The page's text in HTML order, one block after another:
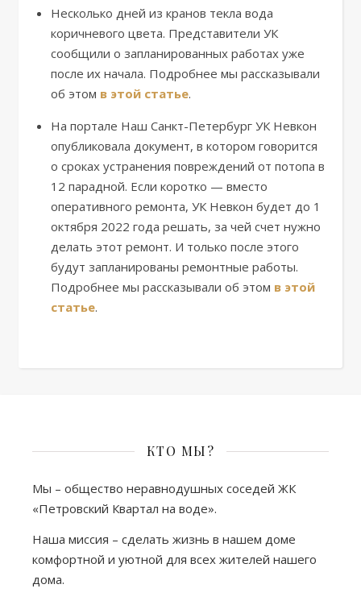
Несколько дней из кранов текла вода
коричневого цвета. Представители УК
сообщили о запланированных работах уже
после их начала. Подробнее мы рассказывали
об этом в этой статье.
На портале Наш Санкт-Петербург УК Невкон
опубликовала документ, в котором говорится
о сроках устранения повреждений от потопа в
12 парадной. Если коротко — вместо
оперативного ремонта, УК Невкон будет до 1
октября 2022 года решать, за чей счет нужно
делать этот ремонт. И только после этого
будут запланированы ремонтные работы.
Подробнее мы рассказывали об этом в этой
статье.
КТО МЫ?
Мы – общество неравнодушных соседей ЖК
«Петровский Квартал на воде».
Наша миссия – сделать жизнь в нашем доме
комфортной и уютной для всех жителей нашего
дома.